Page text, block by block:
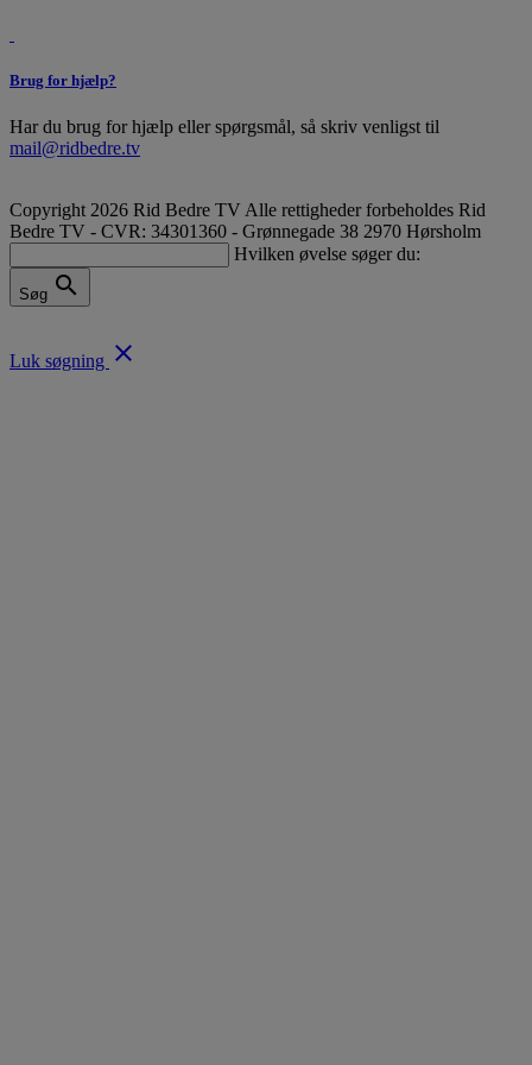
Brug for hjælp?
Har du brug for hjælp eller spørgsmål, så skriv venligst til
mail@ridbedre.tv
Copyright 2026 Rid Bedre TV Alle rettigheder forbeholdes Rid
Bedre TV - CVR: 34301360 - Grønnegade 38 2970 Hørsholm
Hvilken øvelse søger du:
Søg search
Luk søgning close